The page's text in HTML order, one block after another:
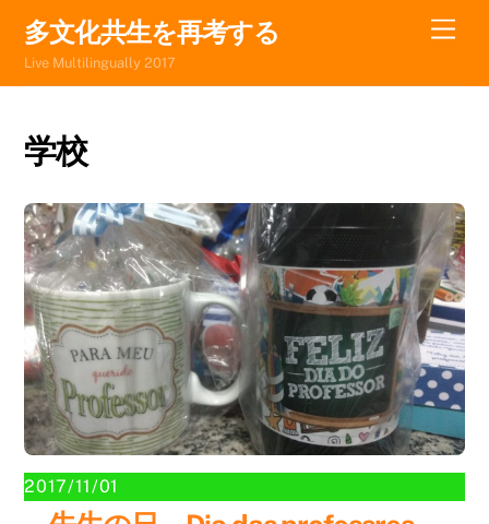
content
多文化共生を再考する
Live Multilingually 2017
学校
2017/11/01